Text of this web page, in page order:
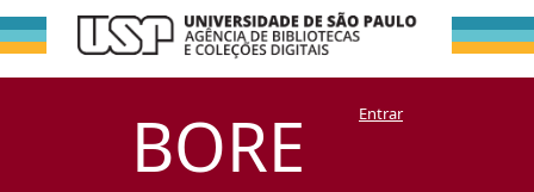
BORE
Filtrar por:
Assunto
DSpace/Manakin + CoriscoEntrar